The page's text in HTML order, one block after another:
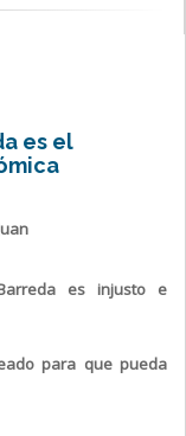
es el
es injusto e
para que pueda